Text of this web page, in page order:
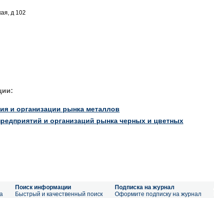
д 102
и организации рынка металлов
и организаций рынка черных и цветных
Поиск информации
Быстрый и качественный поиск
Подписка на журнал
Оформите подписку на журнал